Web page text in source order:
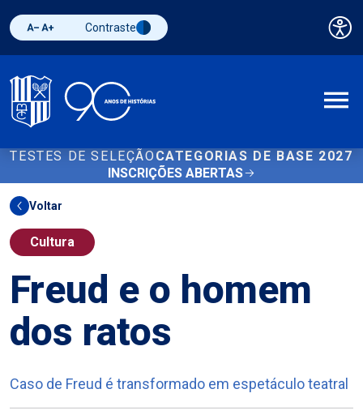
Diminuir fonte
Aumentar fonteAlternar contraste
Contraste
TESTES DE SELEÇÃO CATEGORIAS DE BASE 2027
INSCRIÇÕES ABERTAS
Voltar
Cultura
Freud e o homem
dos ratos
Caso de Freud é transformado em espetáculo teatral